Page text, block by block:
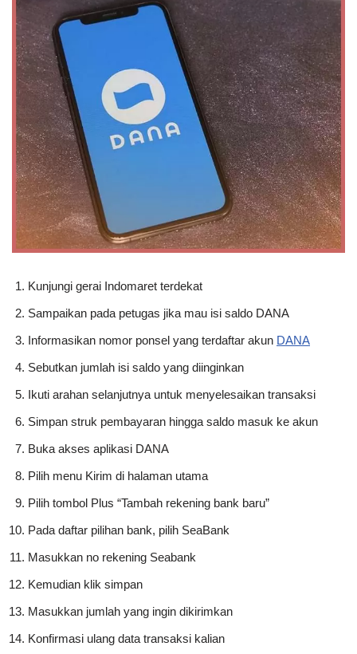
Kunjungi gerai Indomaret terdekat
Sampaikan pada petugas jika mau isi saldo DANA
Informasikan nomor ponsel yang terdaftar akun DANA
Sebutkan jumlah isi saldo yang diinginkan
Ikuti arahan selanjutnya untuk menyelesaikan transaksi
Simpan struk pembayaran hingga saldo masuk ke akun
Buka akses aplikasi DANA
Pilih menu Kirim di halaman utama
Pilih tombol Plus “Tambah rekening bank baru”
Pada daftar pilihan bank, pilih SeaBank
Masukkan no rekening Seabank
Kemudian klik simpan
Masukkan jumlah yang ingin dikirimkan
Konfirmasi ulang data transaksi kalian